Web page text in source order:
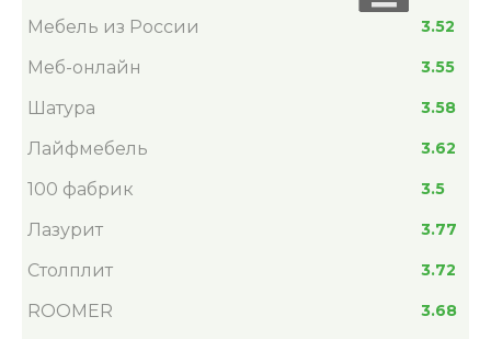
Мебель из России 3.52
Меб-онлайн 3.55
Шатура 3.58
Лайфмебель 3.62
100 фабрик 3.5
Лазурит 3.77
Столплит 3.72
ROOMER 3.68